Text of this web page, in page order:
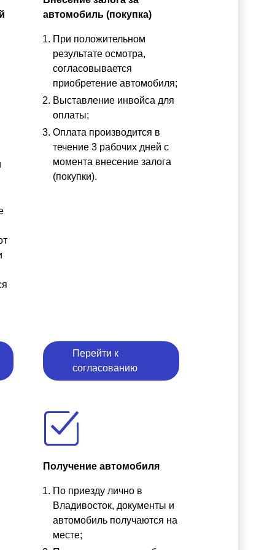
автомобиль (покупка)
При положительном
результате осмотра,
согласовывается
приобретение автомобиля;
Выставление инвойса для
оплаты;
Оплата производится в
течение 3 рабочих дней с
момента внесение залога
(покупки).
Перейти к
согласованию
Получение автомобиля
По приезду лично в
Владивосток, документы и
автомобиль получаются на
месте;